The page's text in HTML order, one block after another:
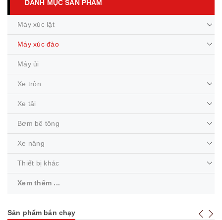
DANH MỤC SẢN PHẨM
Máy xúc lật
Máy xúc đào
Máy ủi
Xe trộn
Xe tải
Bơm bê tông
Xe nâng
Thiết bị khác
Xem thêm ...
Sản phẩm bán chạy